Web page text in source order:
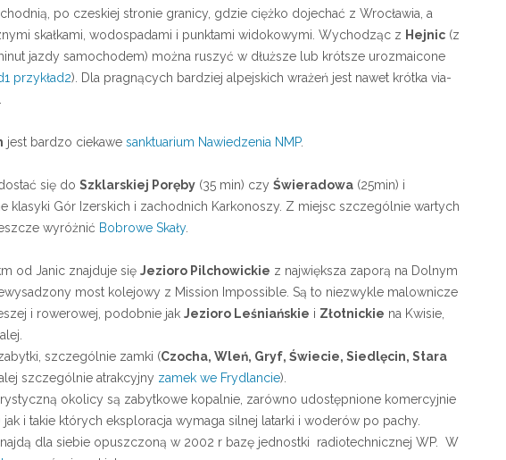
po czeskiej stronie granicy, gdzie ciężko dojechać z Wrocławia, a
skałkami, wodospadami i punktami widokowymi. Wychodząc z Hejnic (z
jazdy samochodem) można ruszyć w dłuższe lub krótsze urozmaicone
przykład2). Dla pragnących bardziej alpejskich wrażeń jest nawet krótka via-
jest bardzo ciekawe sanktuarium Nawiedzenia NMP.
się do Szklarskiej Poręby (35 min) czy Świeradowa (25min) i
klasyki Gór Izerskich i zachodnich Karkonoszy. Z miejsc szczególnie wartych
wyróżnić Bobrowe Skały.
od Janic znajduje się Jezioro Pilchowickie z największa zaporą na Dolnym
most kolejowy z Mission Impossible. Są to niezwykle malownicze
i rowerowej, podobnie jak Jezioro Leśniańskie i Złotnickie na Kwisie,
szczególnie zamki (Czocha, Wleń, Gryf, Świecie, Siedlęcin, Stara
szczególnie atrakcyjny zamek we Frydlancie).
okolicy są zabytkowe kopalnie, zarówno udostępnione komercyjnie
jak i takie których eksploracja wymaga silnej latarki i woderów po pachy.
dla siebie opuszczoną w 2002 r bazę jednostki radiotechnicznej WP. W